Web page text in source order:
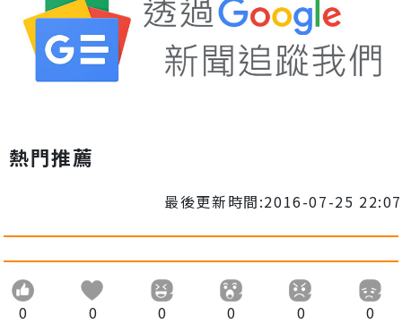
熱門推薦
最後更新時間:2016-07-25 22:07
0 0 0 0 0 0